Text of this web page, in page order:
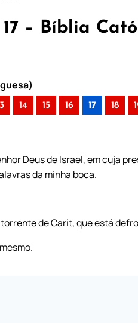
– Bíblia
14 15 16 17 18
Deus de Israel, em cuja
da minha boca.
de Carit, que está